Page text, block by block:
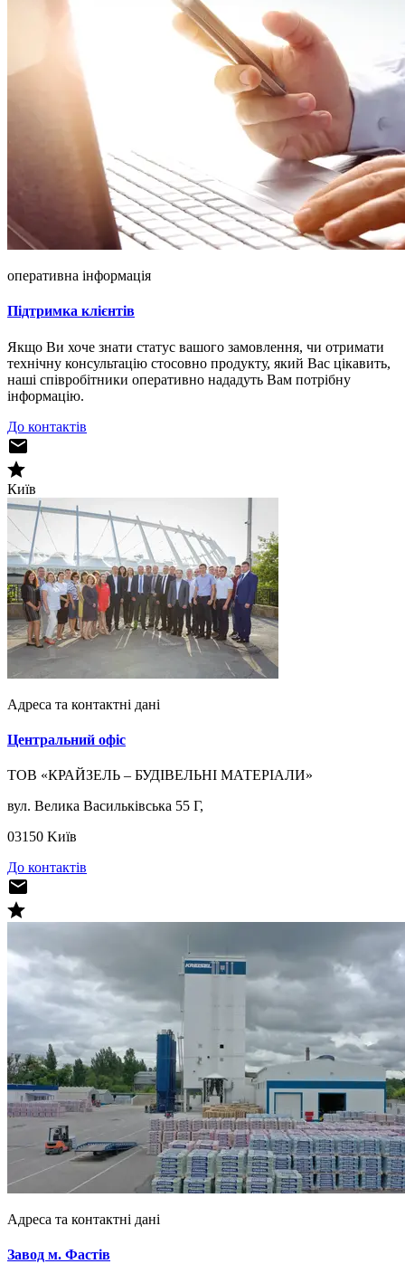
оперативна інформація
Підтримка клієнтів
Якщо Ви хоче знати статус вашого замовлення, чи отримати
технічну консультацію стосовно продукту, який Вас цікавить,
наші співробітники оперативно нададуть Вам потрібну
інформацію.
До контактів
Київ
Адреса та контактні дані
Центральний офіс
ТОВ «КРАЙЗЕЛЬ – БУДІВЕЛЬНІ МАТЕРІАЛИ»
вул. Велика Васильківська 55 Г,
03150 Kиїв
До контактів
Адреса та контактні дані
Завод м. Фастів